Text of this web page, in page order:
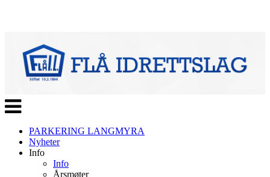
Veksle
navigasjon
PARKERING LANGMYRA
Nyheter
Info
Info
Årsmøter